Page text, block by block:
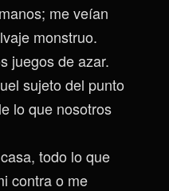
me veían
monstruo.
juegos de azar.
sujeto del punto
lo que nosotros
todo lo que
contra o me